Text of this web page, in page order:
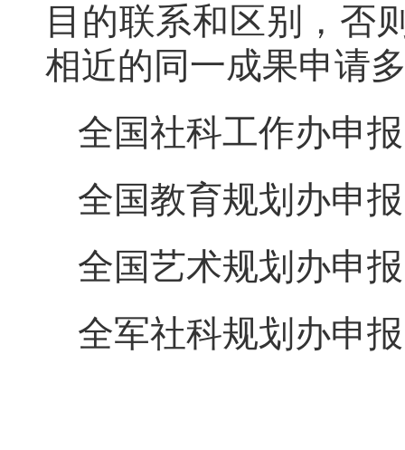
目的联系和区别，否
相近的同一成果申请
全国社科工作办申
全国教育规划办申
全国艺术规划办申
全军社科规划办申